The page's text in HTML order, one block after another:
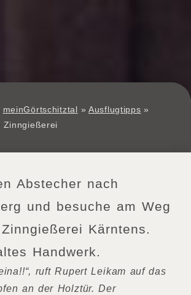
meinGörtschitztal » Ausflugtipps »
Zinngießerei
Abstecher nach
und besuche am Weg
Kärntens.
Handwerk.
ruft Rupert Leikam auf das
an der Holztür. Der